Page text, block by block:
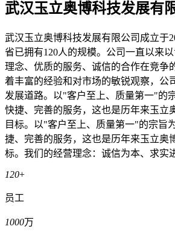
武汉玉立奥博科技发展有
武汉玉立奥博科技发展有限公司成立于
省已拥有120人的规模。公司一直以来
理念、优质的服务、诚信的合作在竞争
着丰富的经验和对市场的敏锐观察，公
发展道路。以"客户至上、质量第一"的
快捷、完善的服务，这也是历年来玉立
目标。以"客户至上、质量第一"的宗旨
捷、完善的服务，这也是历年来玉立奥
标。我们的经营理念：诚信为本、求实
120+
员工
1000万